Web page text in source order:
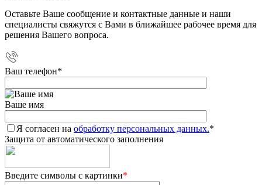
Оставьте Ваше сообщение и контактные данные и наши
специалисты свяжутся с Вами в ближайшее рабочее время для
решения Вашего вопроса.
Ваш телефон*
Ваше имя
Я согласен на обработку персональных данных.*
Защита от автоматического заполнения
Введите символы с картинки*